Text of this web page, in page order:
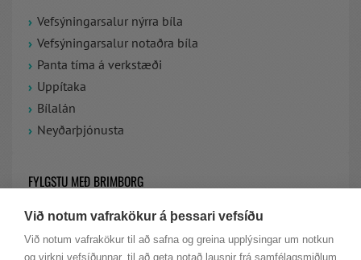
Við notum vafrakökur á þessari vefsíðu
Við notum vafrakökur til að safna og greina upplýsingar um notkun
og virkni vefsíðunnar, til að geta notað lausnir frá samfélagsmiðlum
Vefsýningarsalur nýrra bíla
Vefsýningarsalur notaðra bíla
Panta tíma á verkstæði
Uppítaka
Bílalán
Neyðarþjónusta
FYLGSTU MEÐ BRIMBORG
VIÐ ERUM Á FACEBOOK